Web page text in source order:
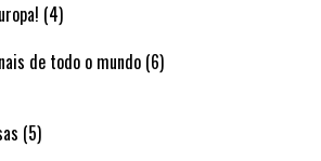
(4)
de todo o mundo (6)
(5)